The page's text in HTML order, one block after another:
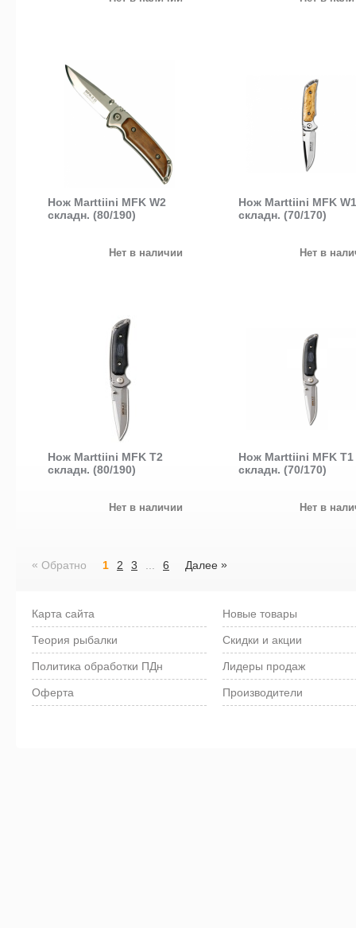
Нож Marttiini MFK W2
складн. (80/190)
Нет в наличии
Нож Marttiini MFK W1
складн. (70/170)
Нет в
Нож Marttiini MFK T2
складн. (80/190)
Нет в наличии
Нож Marttiini MFK T1
складн. (70/170)
Нет в
« Обратно 1 2 3 6 Далее »
Карта сайта
Теория рыбалки
Политика обработки ПДн
Оферта
Новые товары
Скидки и акции
Лидеры продаж
Производители